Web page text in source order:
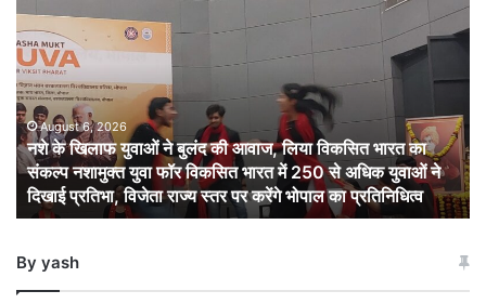
के
खिलाफ
युवाओं
ने
बुलंद
की
आवाज,
लिया
विकसित
भारत
संकल्प
August 6, 2026
नशे के खिलाफ युवाओं ने बुलंद की आवाज, लिया विकसित भारत का
संकल्प नशामुक्त युवा फॉर विकसित भारत में 250 से अधिक युवाओं ने
दिखाई प्रतिभा, विजेता राज्य स्तर पर करेंगे भोपाल का प्रतिनिधित्व
By yash